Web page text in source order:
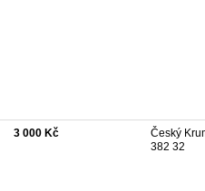
3 000 Kč
Český
382 32